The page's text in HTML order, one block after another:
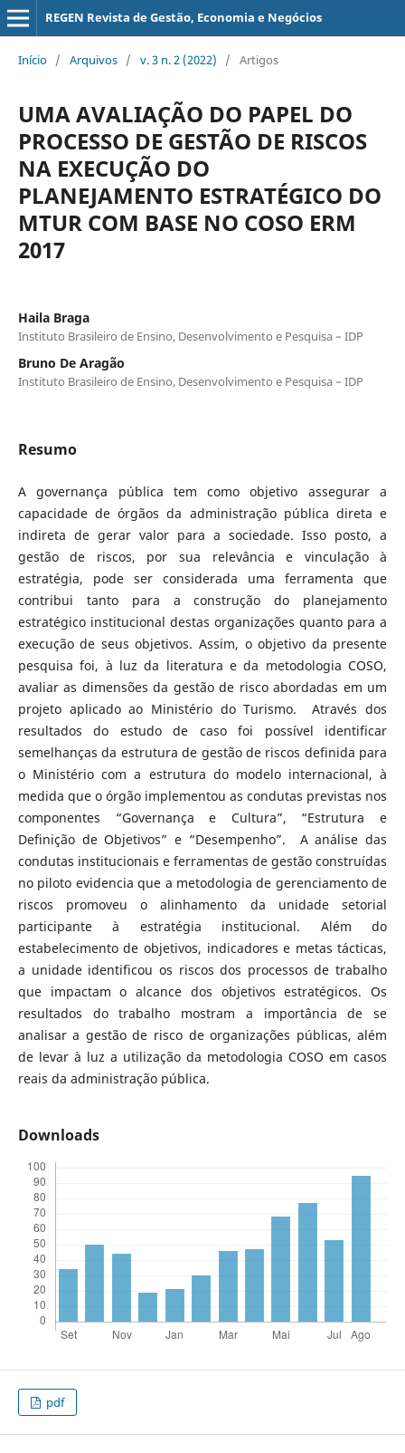
REGEN Revista de Gestão, Economia e Negócios
Início / Arquivos / v. 3 n. 2 (2022) / Artigos
UMA AVALIAÇÃO DO PAPEL DO
PROCESSO DE GESTÃO DE RISCOS
NA EXECUÇÃO DO
PLANEJAMENTO ESTRATÉGICO DO
MTUR COM BASE NO COSO ERM
2017
Haila Braga
Instituto Brasileiro de Ensino, Desenvolvimento e Pesquisa – IDP
Bruno De Aragão
Instituto Brasileiro de Ensino, Desenvolvimento e Pesquisa – IDP
Resumo
A governança pública tem como objetivo assegurar a
capacidade de órgãos da administração pública direta e
indireta de gerar valor para a sociedade. Isso posto, a
gestão de riscos, por sua relevância e vinculação à
estratégia, pode ser considerada uma ferramenta que
contribui tanto para a construção do planejamento
estratégico institucional destas organizações quanto para a
execução de seus objetivos. Assim, o objetivo da presente
pesquisa foi, à luz da literatura e da metodologia COSO,
avaliar as dimensões da gestão de risco abordadas em um
projeto aplicado ao Ministério do Turismo. Através dos
resultados do estudo de caso foi possível identificar
semelhanças da estrutura de gestão de riscos definida para
o Ministério com a estrutura do modelo internacional, à
medida que o órgão implementou as condutas previstas nos
componentes “Governança e Cultura”, “Estrutura e
Definição de Objetivos” e “Desempenho”. A análise das
condutas institucionais e ferramentas de gestão construídas
no piloto evidencia que a metodologia de gerenciamento de
riscos promoveu o alinhamento da unidade setorial
participante à estratégia institucional. Além do
estabelecimento de objetivos, indicadores e metas tácticas,
a unidade identificou os riscos dos processos de trabalho
que impactam o alcance dos objetivos estratégicos. Os
resultados do trabalho mostram a importância de se
analisar a gestão de risco de organizações públicas, além
de levar à luz a utilização da metodologia COSO em casos
reais da administração pública.
Downloads
pdf